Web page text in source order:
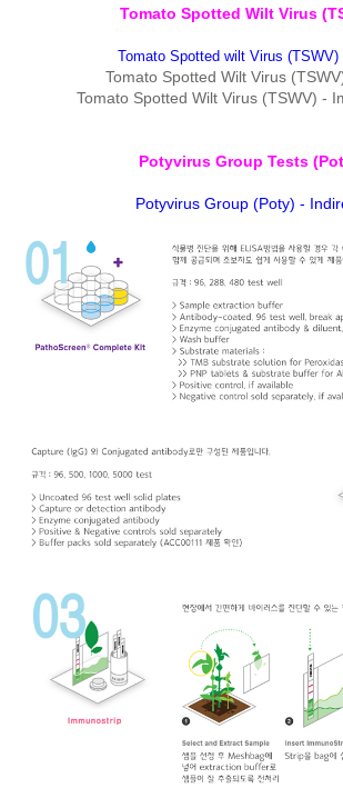
Tomato Spotted Wilt Virus
Tomato Spotted wilt Virus (TSWV)
Tomato Spotted Wilt Virus
Tomato Spotted Wilt Virus (TSWV) -
Potyvirus Group Tests
Potyvirus Group (Poty) -